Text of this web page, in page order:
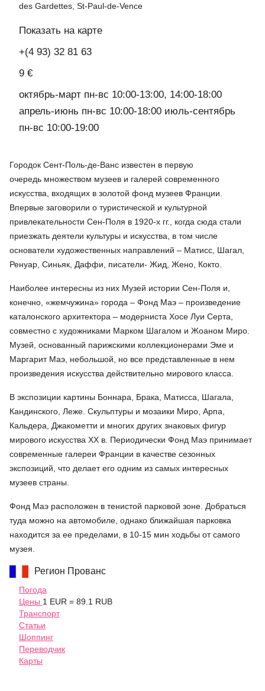
des Gardettes, St-Paul-de-Vence
Показать на карте
+(4 93) 32 81 63
9 €
октябрь-март пн-вс 10:00-13:00, 14:00-18:00
апрель-июнь пн-вс 10:00-18:00 июль-сентябрь
пн-вс 10:00-19:00
Городок Сент-Поль-де-Ванс известен в первую
очередь множеством музеев и галерей современного
искусства, входящих в золотой фонд музеев Франции.
Впервые заговорили о туристической и культурной
привлекательности Сен-Поля в 1920-х гг., когда сюда стали
приезжать деятели культуры и искусства, в том числе
основатели художественных направлений – Матисс, Шагал,
Ренуар, Синьяк, Даффи, писатели- Жид, Жено, Кокто.
Наиболее интересны из них Музей истории Сен-Поля и,
конечно, «жемчужина» города – Фонд Маэ – произведение
каталонского архитектора – модерниста Хосе Луи Серта,
совместно с художниками Марком Шагалом и Жоаном Миро.
Музей, основанный парижскими коллекционерами Эме и
Маргарит Маэ, небольшой, но все представленные в нем
произведения искусства действительно мирового класса.
В экспозиции картины Боннара, Брака, Матисса, Шагала,
Кандинского, Леже. Скульптуры и мозаики Миро, Арпа,
Кальдера, Джакометти и многих других знаковых фигур
мирового искусства XX в. Периодически Фонд Маэ принимает
современные галереи Франции в качестве сезонных
экспозиций, что делает его одним из самых интересных
музеев страны.
Фонд Маэ расположен в тенистой парковой зоне. Добраться
туда можно на автомобиле, однако ближайшая парковка
находится за ее пределами, в 10-15 мин ходьбы от самого
музея.
Регион Прованс
Погода
Цены 1 EUR = 89.1 RUB
Транспорт
Статьи
Шоппинг
Переводчик
Карты